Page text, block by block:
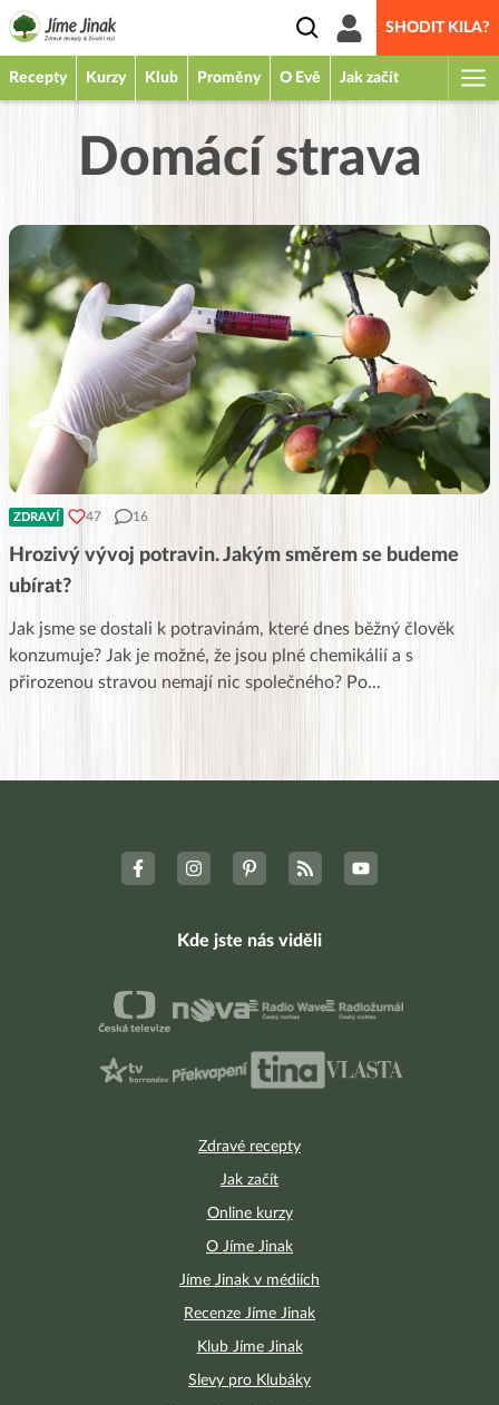
SHODIT KILA?
Recepty Kurzy Klub Proměny O Evě Jak začít
Domácí strava
ZDRAVÍ 47 16
Hrozivý vývoj potravin. Jakým směrem se budeme
ubírat?
Jak jsme se dostali k potravinám, které dnes běžný člověk
konzumuje? Jak je možné, že jsou plné chemikálií a s
přirozenou stravou nemají nic společného? Po...
Zdravé recepty
Jak začít
Online kurzy
O Jíme Jinak
Jíme Jinak v médiích
Recenze Jíme Jinak
Klub Jíme Jinak
Slevy pro Klubáky
Kde jste nás viděli